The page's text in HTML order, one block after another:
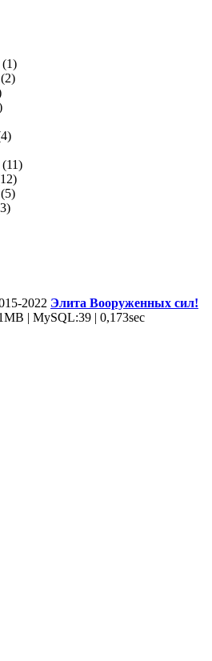
(1)
(2)
(11)
(5)
2022 Элита Вооруженных сил!
| MySQL:39 | 0,173sec